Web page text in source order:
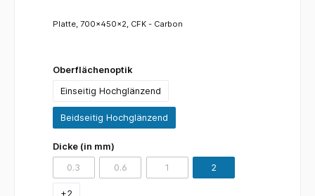
Platte, 700x450x2, CFK - Carbon
Oberflächenoptik
Einseitig Hochglänzend
Beidseitig Hochglänzend
Dicke (in mm)
0.3(Diese Option ist zurzeit nicht verfügbar.)
0.6(Diese Option ist zurzeit nicht verfügbar.)
1(Diese Option ist zurzeit nicht
2
+2